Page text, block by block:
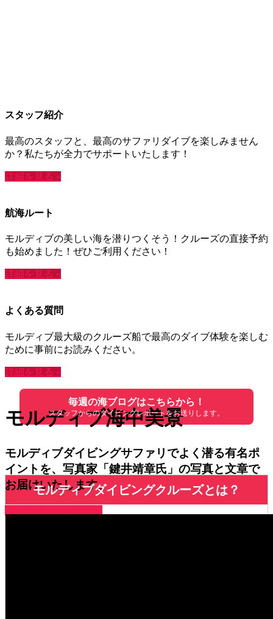
モルディブ海中美景
モルディブダイビングサファリでよく潜る有名ポ
イントを、写真家「鍵井靖章氏」の写真と文章で
お届けいたします。
スタッフ紹介
最高のスタッフと、最高のサファリダイブを楽しみません
か？私たちが全力でサポートいたします！
詳細を見る »
航海ルート
モルディブの美しい海を潜りつくそう！クルーズの直接予約
も始めました！ぜひご利用ください！
詳細を見る »
よくある質問
モルディブ最大級のクルーズ船で最高のダイブ体験を楽しむ
ために事前にお読みください。
詳細を見る »
毎週の海ブログはこちらから！
スタッフからのダイビングレポートをお送りします。
モルディブダイビングクルーズとは？